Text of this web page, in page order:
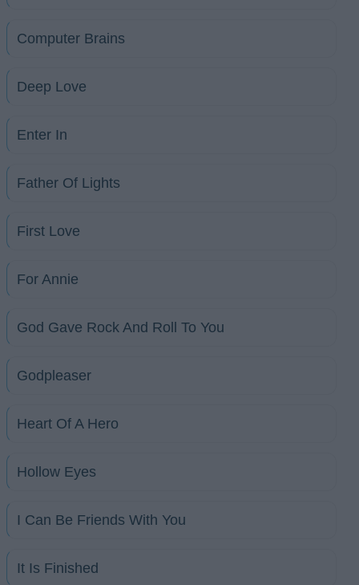
Computer Brains
Deep Love
Enter In
Father Of Lights
First Love
For Annie
God Gave Rock And Roll To You
Godpleaser
Heart Of A Hero
Hollow Eyes
I Can Be Friends With You
It Is Finished